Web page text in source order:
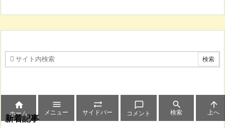
新着記事

ホーム

メニュー

サイドバー

コメント

検索

上へ